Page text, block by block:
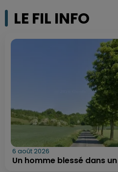
LE FIL INFO
6 août 2026
Un homme blessé dans